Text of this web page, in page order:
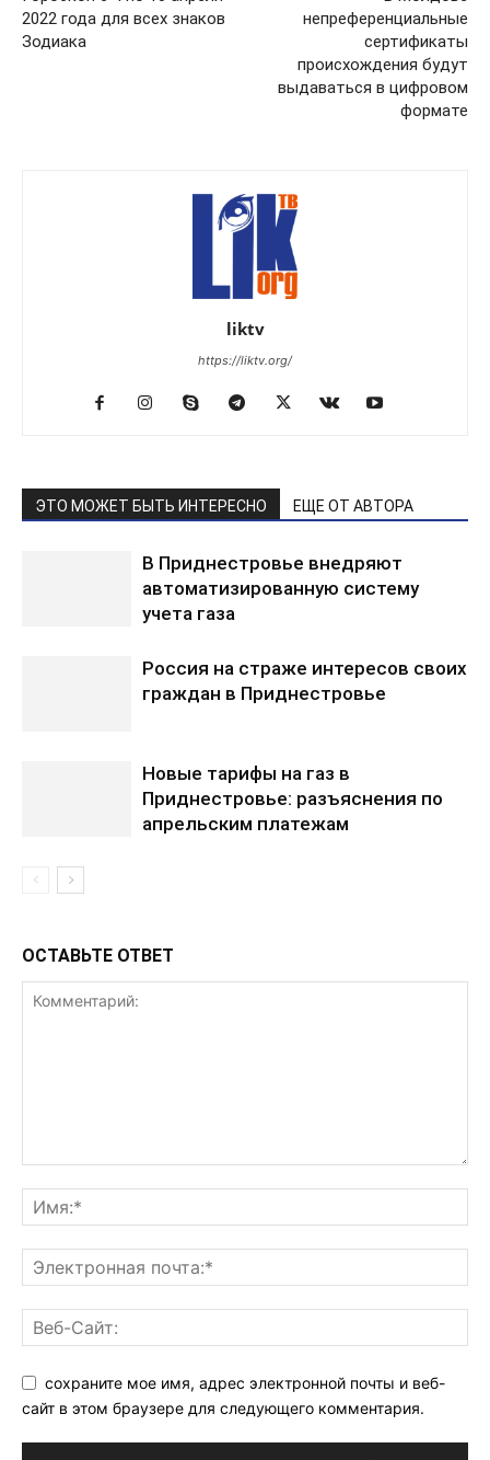
2022 года для всех знаков
Зодиака
непреференциальные
сертификаты
происхождения будут
выдаваться в цифровом
формате
liktv
https://liktv.org/
ЭТО МОЖЕТ БЫТЬ ИНТЕРЕСНО ЕЩЕ ОТ АВТОРА
В Приднестровье внедряют
автоматизированную систему
учета газа
Россия на страже интересов своих
граждан в Приднестровье
Новые тарифы на газ в
Приднестровье: разъяснения по
апрельским платежам
ОСТАВЬТЕ ОТВЕТ
сохраните мое имя, адрес электронной почты и веб-
сайт в этом браузере для следующего комментария.